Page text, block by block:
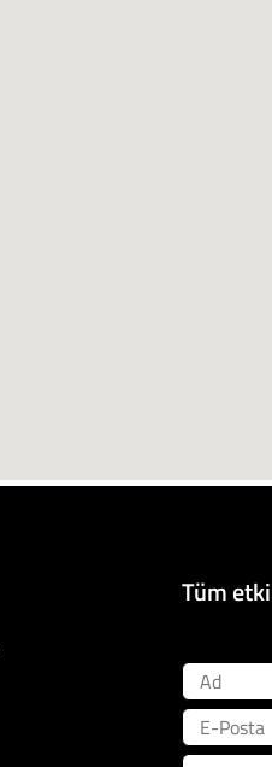
Tüm
Ad
E-Posta